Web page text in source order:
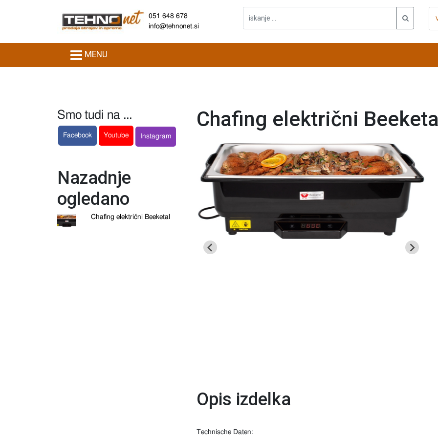
051 648 678
info@tehnonet.si
MENU
Smo tudi na ...
Facebook Youtube Instagram
Nazadnje
ogledano
Chafing električni Beeketal
Chafing električni Beeketal
Opis izdelka
Technische Daten: